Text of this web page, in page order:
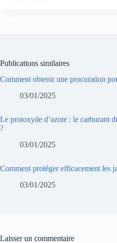
Publications similaires
Comment obtenir une procuration
03/01/2025
Le protoxyde d’azote : le carburant
?
03/01/2025
Comment protéger efficacement les
03/01/2025
Laisser un commentaire